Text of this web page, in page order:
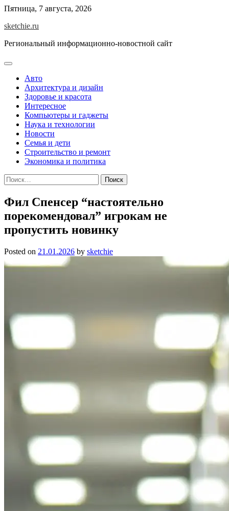
Skip
content
Пятница, 7 августа, 2026
sketchie.ru
Региональный информационно-новостной сайт
Авто
Архитектура и дизайн
Здоровье и красота
Интересное
Компьютеры и гаджеты
Наука и технологии
Новости
Семья и дети
Строительство и ремонт
Экономика и политика
Найти:
Фил Спенсер “настоятельно
порекомендовал” игрокам не
пропустить новинку
Posted on 21.01.2026 by sketchie